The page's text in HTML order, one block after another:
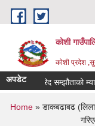
Skip to main content
कोशी
काेशी प्रदेश
अपडेटखरिद सम्झौताको
You are
Home » डाकबढाबढ